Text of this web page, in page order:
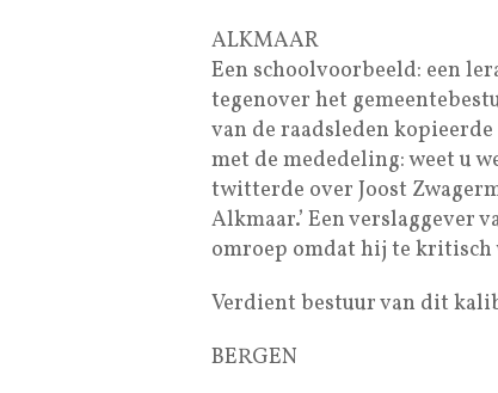
ALKMAAR
Een schoolvoorbeeld: een
tegenover het
van de raadsleden
met de mededeling: weet u
twitterde over Joost
Alkmaar.’ Een verslaggever
omroep omdat hij te kritisch
Verdient bestuur van dit
BERGEN